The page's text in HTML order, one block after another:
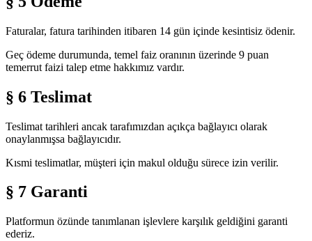
Faturalar, fatura tarihinden itibaren 14 gün içinde kesintisiz ödenir.
Geç ödeme durumunda, temel faiz oranının üzerinde 9 puan
temerrut faizi talep etme hakkımız vardır.
§ 6 Teslimat
Teslimat tarihleri ancak tarafımızdan açıkça bağlayıcı olarak
onaylanmışsa bağlayıcıdır.
Kısmi teslimatlar, müşteri için makul olduğu sürece izin verilir.
§ 7 Garanti
Platformun özünde tanımlanan işlevlere karşılık geldiğini garanti
ederiz.